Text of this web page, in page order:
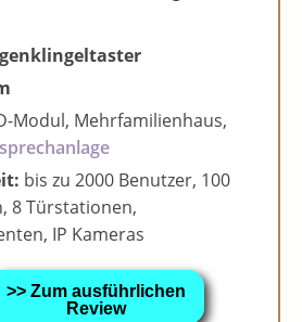
Modul, Mehrfamilienhaus,
bis zu 2000 Benutzer, 100
8 Türstationen,
IP Kameras
>> Zum ausführlichen
Review